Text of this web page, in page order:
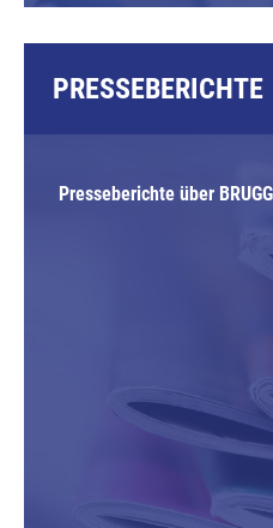
PRESSEBERICHTE
Presseberichte über